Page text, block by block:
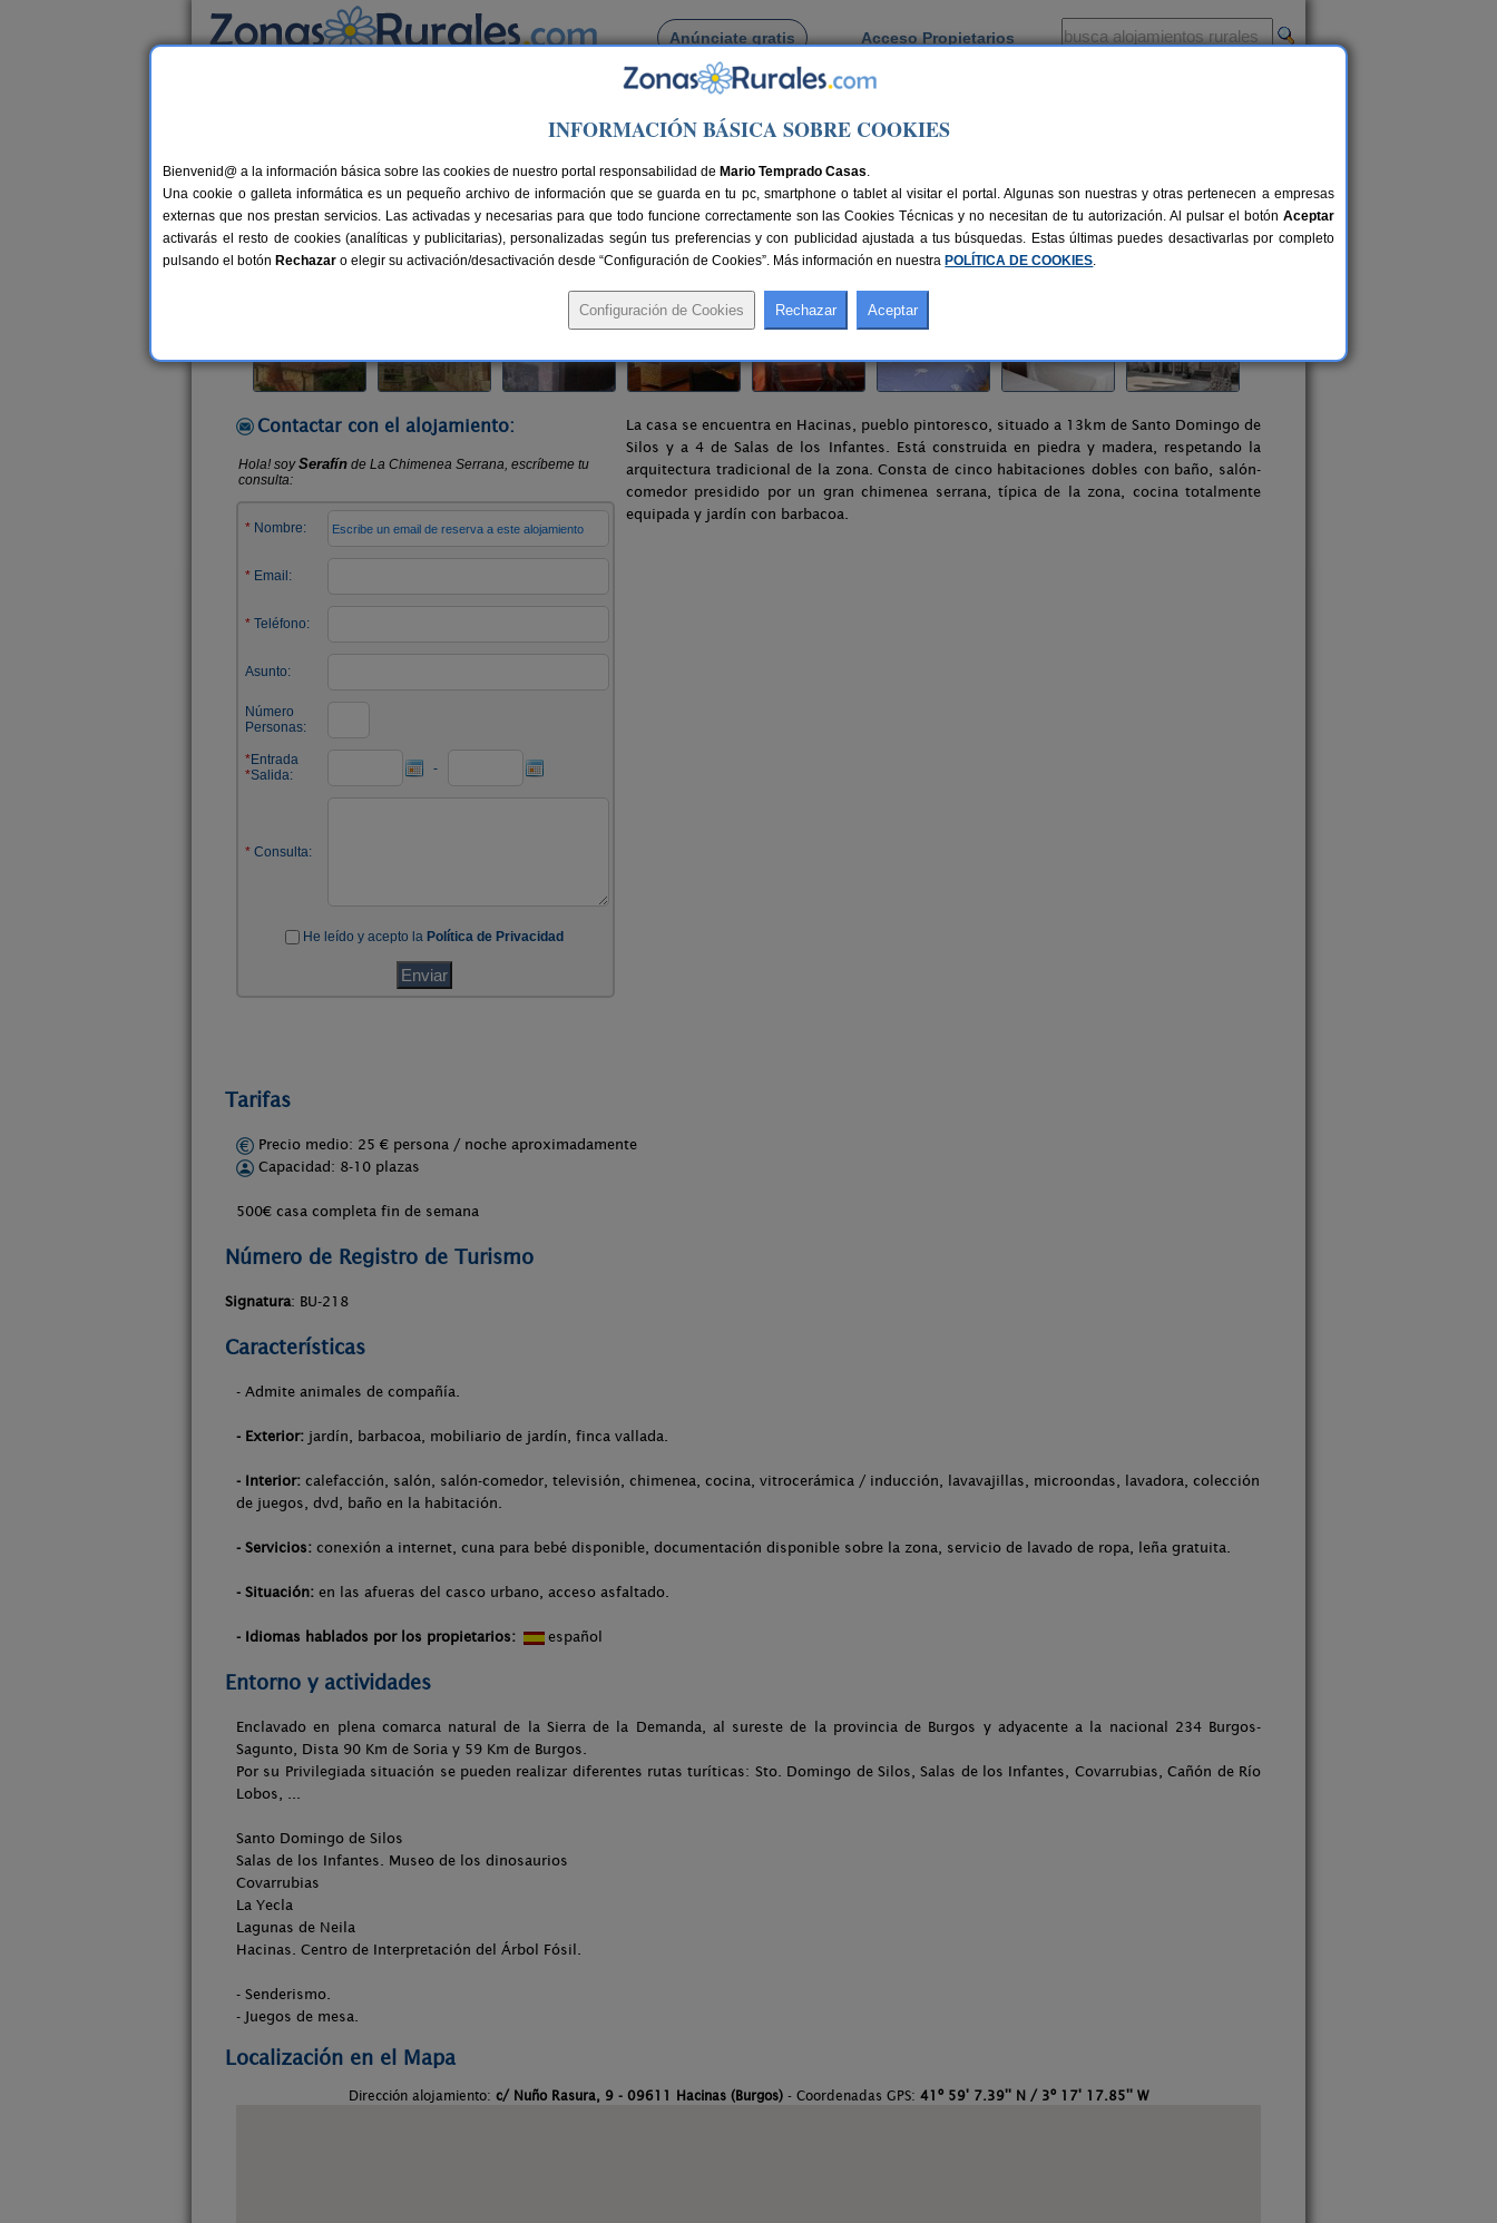
Anúnciate gratis Acceso Propietarios
Busca por pueblo
> La Chimenea Serrana
La Chimenea Serrana
Casa Rural en Hacinas (Burgos)
Alquiler completo 8-10 plazas 60 km de Burgos Compartir:
Contactar con el alojamiento:
La casa se encuentra en Hacinas, pueblo pintoresco, situado a 13km de Santo Domingo de
Silos y a 4 de Salas de los Infantes. Está construida en piedra y madera, respetando la
arquitectura tradicional de la zona. Consta de cinco habitaciones dobles con baño, salón-
comedor presidido por un gran chimenea serrana, típica de la zona, cocina totalmente
equipada y jardín con barbacoa.
Tarifas
Precio medio: 25 € persona / noche aproximadamente
Capacidad: 8-10 plazas
500€ casa completa fin de semana
Número de Registro de Turismo
Signatura: BU-218
Características
- Admite animales de compañía.
- Exterior: jardín, barbacoa, mobiliario de jardín, finca vallada.
- Interior: calefacción, salón, salón-comedor, televisión, chimenea, cocina, vitrocerámica / inducción, lavavajillas, microondas, lavadora, colección
de juegos, dvd, baño en la habitación.
- Servicios: conexión a internet, cuna para bebé disponible, documentación disponible sobre la zona, servicio de lavado de ropa, leña gratuita.
- Situación: en las afueras del casco urbano, acceso asfaltado.
- Idiomas hablados por los propietarios: español
Entorno y actividades
Enclavado en plena comarca natural de la Sierra de la Demanda, al sureste de la provincia de Burgos y adyacente a la nacional 234 Burgos-
Sagunto, Dista 90 Km de Soria y 59 Km de Burgos.
Por su Privilegiada situación se pueden realizar diferentes rutas turíticas: Sto. Domingo de Silos, Salas de los Infantes, Covarrubias, Cañón de Río
Lobos, ...
Santo Domingo de Silos
Salas de los Infantes. Museo de los dinosaurios
Covarrubias
La Yecla
Lagunas de Neila
Hacinas. Centro de Interpretación del Árbol Fósil.
- Senderismo.
- Juegos de mesa.
Localización en el Mapa
Dirección alojamiento: c/ Nuño Rasura, 9 - 09611 Hacinas (Burgos) - Coordenadas GPS: 41º 59' 7.39'' N / 3º 17' 17.85'' W
INFORMACIÓN BÁSICA SOBRE COOKIES
Bienvenid@ a la información básica sobre las cookies de nuestro portal responsabilidad de Mario Temprado Casas.
Una cookie o galleta informática es un pequeño archivo de información que se guarda en tu pc, smartphone o tablet al visitar el portal. Algunas son nuestras y otras pertenecen a empresas
externas que nos prestan servicios. Las activadas y necesarias para que todo funcione correctamente son las Cookies Técnicas y no necesitan de tu autorización. Al pulsar el botón Aceptar
activarás el resto de cookies (analíticas y publicitarias), personalizadas según tus preferencias y con publicidad ajustada a tus búsquedas. Estas últimas puedes desactivarlas por completo
pulsando el botón Rechazar o elegir su activación/desactivación desde “Configuración de Cookies”. Más información en nuestra POLÍTICA DE COOKIES.